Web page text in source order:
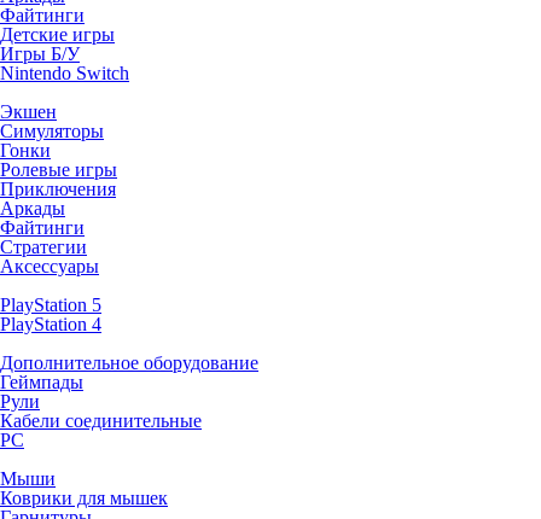
Файтинги
Детские игры
Игры Б/У
Nintendo Switch
Экшен
Симуляторы
Гонки
Ролевые игры
Приключения
Аркады
Файтинги
Стратегии
Аксессуары
PlayStation 5
PlayStation 4
Дополнительное оборудование
Геймпады
Рули
Кабели соединительные
PC
Мыши
Коврики для мышек